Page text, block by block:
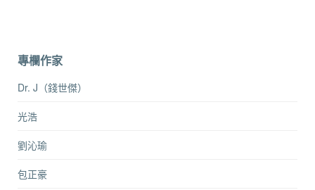
專欄作家
Dr. J（錢世傑）
光浩
劉沁瑜
包正豪